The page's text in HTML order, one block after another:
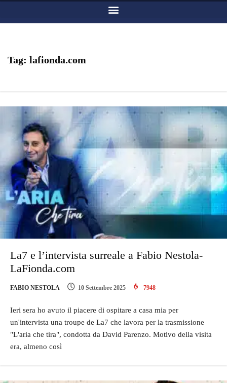
Tag: lafionda.com
La7 e l’intervista surreale a Fabio Nestola-
LaFionda.com
FABIO NESTOLA 10 Settembre 2025 7948
Ieri sera ho avuto il piacere di ospitare a casa mia per
un'intervista una troupe de La7 che lavora per la trasmissione
"L'aria che tira", condotta da David Parenzo. Motivo della visita
era, almeno così